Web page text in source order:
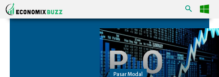
Pasar Modal